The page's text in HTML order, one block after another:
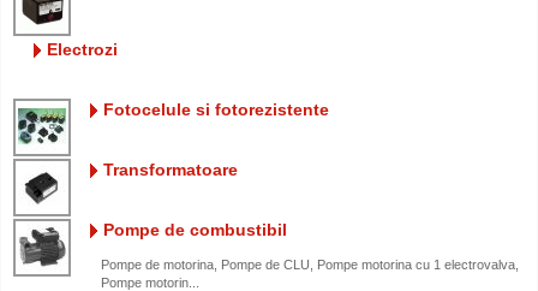
Electrozi
Fotocelule si fotorezistente
Transformatoare
Pompe de combustibil
Pompe de motorina, Pompe de CLU, Pompe motorina cu 1 electrovalva,
Pompe motorin...